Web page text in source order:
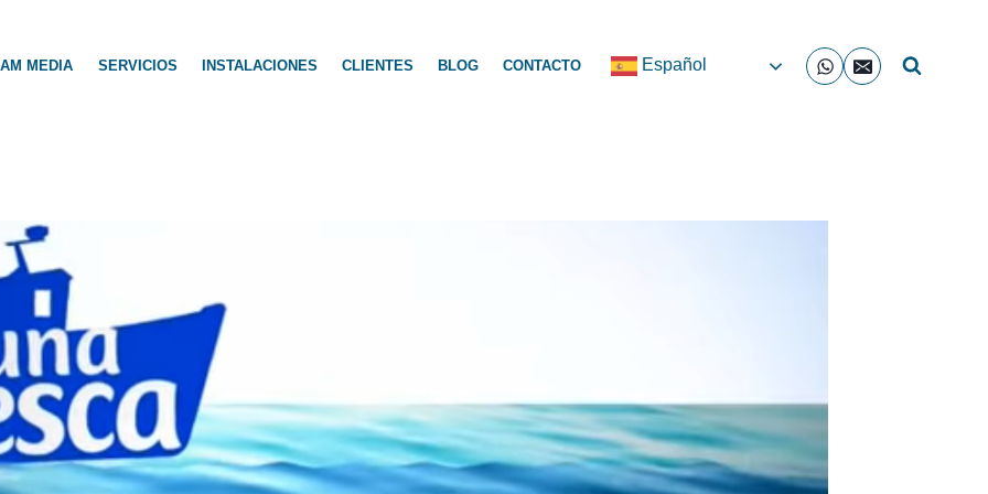
MEDIA SERVICIOS INSTALACIONES CLIENTES BLOG CONTACTO Español